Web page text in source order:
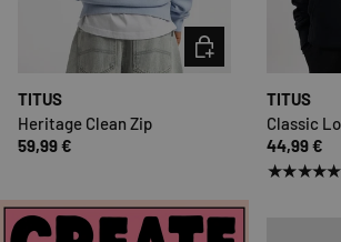
TITUS
Heritage Clean Zip
59,99 €
OPTIONEN AUSWÄHLEN
TITUS
Classic
44,99 €
★★★★★